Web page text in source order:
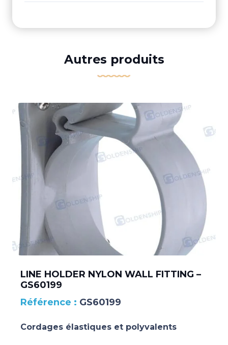
Autres produits
LINE HOLDER NYLON WALL FITTING –
GS60199
GS60199
Cordages élastiques et polyvalents